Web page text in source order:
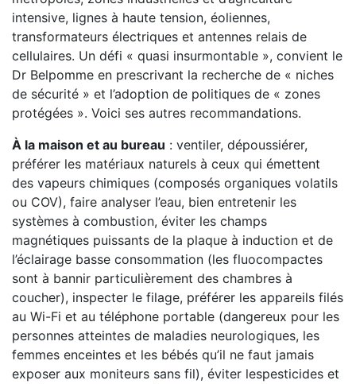
intensive, lignes à haute tension, éoliennes,
transformateurs électriques et antennes relais de
cellulaires. Un défi « quasi insurmontable », convient le
Dr Belpomme en prescrivant la recherche de « niches
de sécurité » et l’adoption de politiques de « zones
protégées ». Voici ses autres recommandations.
À la maison et au bureau : ventiler, dépoussiérer,
préférer les matériaux naturels à ceux qui émettent
des vapeurs chimiques (composés organiques volatils
ou COV), faire analyser l’eau, bien entretenir les
systèmes à combustion, éviter les champs
magnétiques puissants de la plaque à induction et de
l’éclairage basse consommation (les fluocompactes
sont à bannir particulièrement des chambres à
coucher), inspecter le filage, préférer les appareils filés
au Wi-Fi et au téléphone portable (dangereux pour les
personnes atteintes de maladies neurologiques, les
femmes enceintes et les bébés qu’il ne faut jamais
exposer aux moniteurs sans fil), éviter lespesticides et